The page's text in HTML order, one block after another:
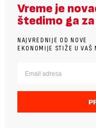
Vreme je
štedimo ga
NAJVREDNIJE OD NOVE
EKONOMIJE STIŽE U VAŠ